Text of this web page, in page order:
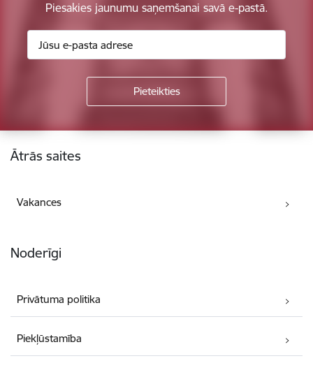
Piesakies jaunumu saņemšanai savā e-pastā.
Kājene
Ātrās saites
Vakances
Noderīgi
Privātuma politika
Piekļūstamība